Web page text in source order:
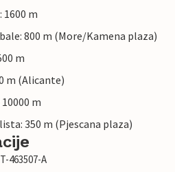
m
800 m (More/Kamena plaza)
m
m (Alicante)
m
350 m (Pjescana plaza)
463507-A